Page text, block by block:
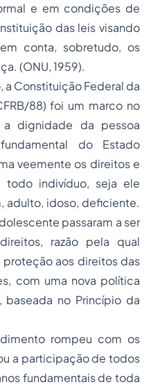
e em condições de
das leis visando
conta, sobretudo, os
(ONU, 1959).
a Constituição Federal da
88) foi um marco no
a dignidade da pessoa
do Estado
veemente os direitos e
todo indivíduo, seja ele
adulto, idoso, deficiente.
passaram a ser
razão pela qual
aos direitos das
com uma nova política
no Princípio da
rompeu com os
a participação de todos
fundamentais de toda